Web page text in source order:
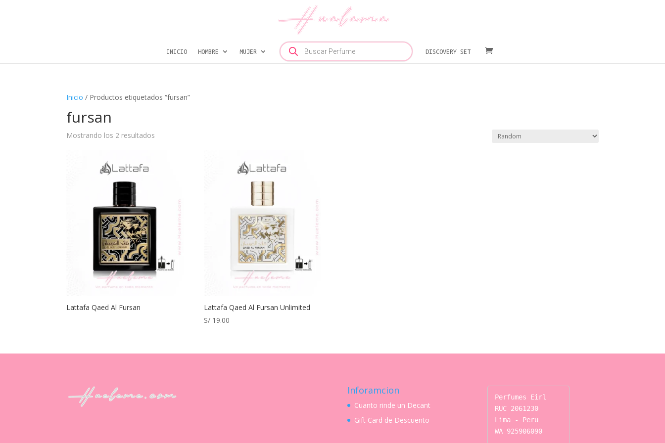
INICIO HOMBRE MUJER
Búsqueda
de
productos
DISCOVERY SET
Inicio / Productos etiquetados “fursan”
fursan
Mostrando los 2 resultados
Lattafa Qaed Al Fursan
Lattafa Qaed Al Fursan Unlimited
S/ 19.00
Inforamcion
Cuanto rinde un Decant
Gift Card de Descuento
Perfumes Eirl
RUC 2061230
Lima - Peru
WA 925906090